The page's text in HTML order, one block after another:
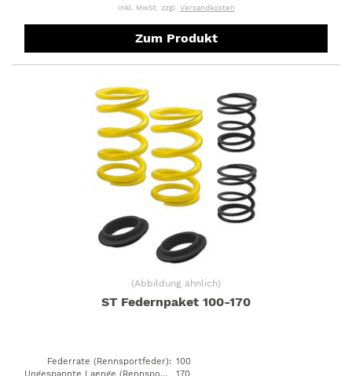
inkl. MwSt. zzgl. Versandkosten
Zum Produkt
(Abbildung ähnlich)
ST Federnpaket 100-170
Federrate (Rennsportfeder): 100